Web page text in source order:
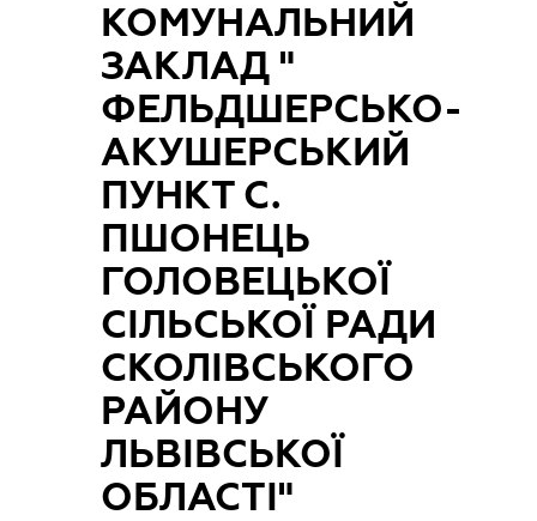
КОМУНАЛЬНИЙ
ЗАКЛАД "
ФЕЛЬДШЕРСЬКО-
АКУШЕРСЬКИЙ
ПУНКТ С.
ПШОНЕЦЬ
ГОЛОВЕЦЬКОЇ
СІЛЬСЬКОЇ РАДИ
СКОЛІВСЬКОГО
РАЙОНУ
ЛЬВІВСЬКОЇ
ОБЛАСТІ"